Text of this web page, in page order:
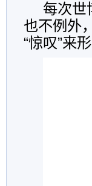
每次世
也不例外
“惊叹”来形